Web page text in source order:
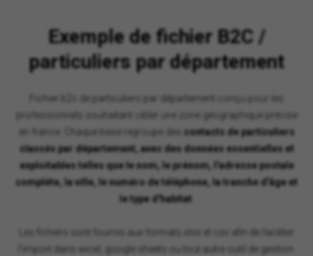
Exemple de fichier B2C /
particuliers par département
Fichier b2c de particuliers par département conçu pour les
professionnels souhaitant cibler une zone géographique précise
en france. Chaque base regroupe des contacts de particuliers
classés par département, avec des données essentielles et
exploitables telles que le nom, le prénom, l'adresse postale
complète, la ville, le numéro de téléphone, la tranche d'âge et
le type d'habitat
Les fichiers sont fournis aux formats xlsx et csv afin de faciliter
l'import dans excel, google sheets ou tout autre outil de gestion.